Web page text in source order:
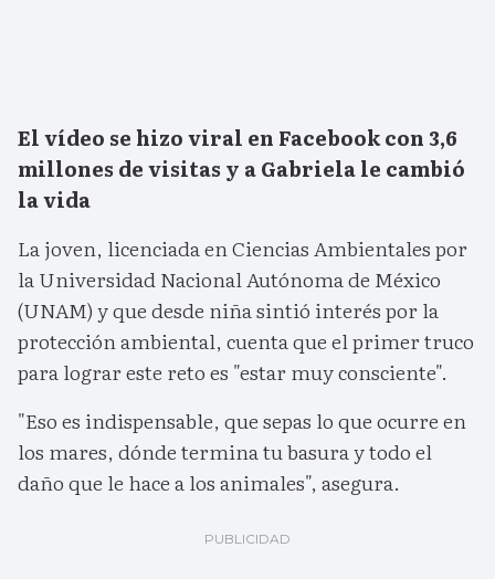
El vídeo se hizo viral en Facebook con 3,6
millones de visitas y a Gabriela le cambió
la vida
La joven, licenciada en Ciencias Ambientales por
la Universidad Nacional Autónoma de México
(UNAM) y que desde niña sintió interés por la
protección ambiental, cuenta que el primer truco
para lograr este reto es "estar muy consciente".
"Eso es indispensable, que sepas lo que ocurre en
los mares, dónde termina tu basura y todo el
daño que le hace a los animales", asegura.